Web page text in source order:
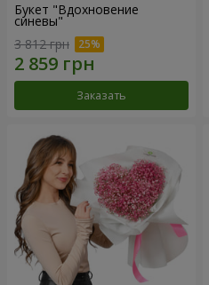
Букет "Вдохновение
синевы"
3 812 грн
Заказать